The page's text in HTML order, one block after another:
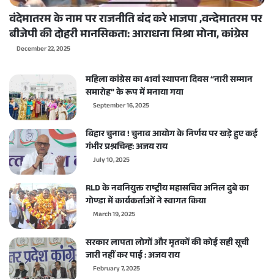
वंदेमातरम के नाम पर राजनीति बंद करे भाजपा ,वन्देमातरम पर
बीजेपी की दोहरी मानसिकता: आराधना मिश्रा मोना, कांग्रेस
December 22, 2025
महिला कांग्रेस का 41वां स्थापना दिवस “नारी सम्मान
समारोह” के रूप में मनाया गया
September 16, 2025
बिहार चुनाव ! चुनाव आयोग के निर्णय पर खड़े हुए कई
गंभीर प्रश्नचिन्ह: अजय राय
July 10, 2025
RLD के नवनियुक्त राष्ट्रीय महासचिव अनिल दुबे का
गोण्डा में कार्यकर्ताओं ने स्वागत किया
March 19, 2025
सरकार लापता लोगों और मृतकों की कोई सही सूची
जारी नहीं कर पाई : अजय राय
February 7, 2025